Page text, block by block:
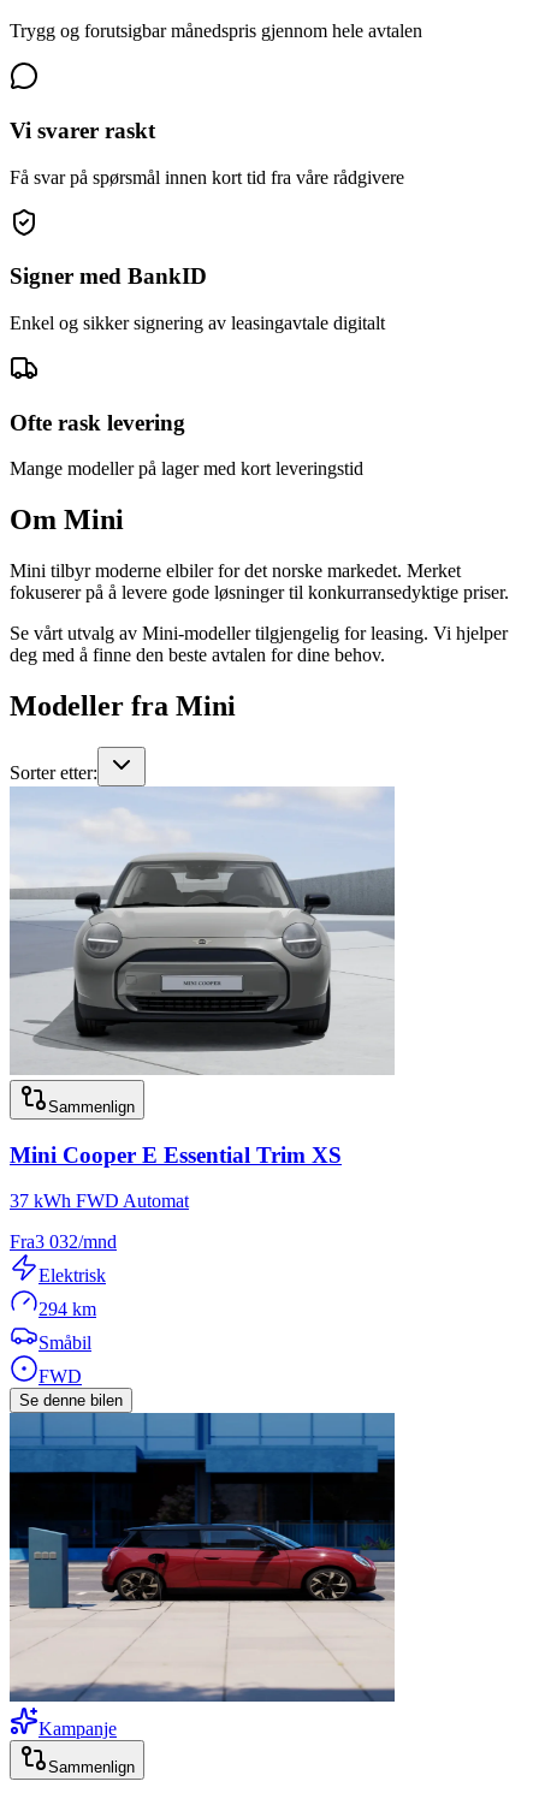
Trygg og forutsigbar månedspris gjennom hele avtalen
Vi svarer raskt
Få svar på spørsmål innen kort tid fra våre rådgivere
Signer med BankID
Enkel og sikker signering av leasingavtale digitalt
Ofte rask levering
Mange modeller på lager med kort leveringstid
Om Mini
Mini tilbyr moderne elbiler for det norske markedet. Merket
fokuserer på å levere gode løsninger til konkurransedyktige priser.
Se vårt utvalg av Mini-modeller tilgjengelig for leasing. Vi hjelper
deg med å finne den beste avtalen for dine behov.
Modeller fra Mini
Sorter etter:
Sammenlign
Mini Cooper E Essential Trim XS
37 kWh FWD Automat
Fra3 032/mnd
Elektrisk
294 km
Småbil
FWD
Se denne bilen
Kampanje
Sammenlign